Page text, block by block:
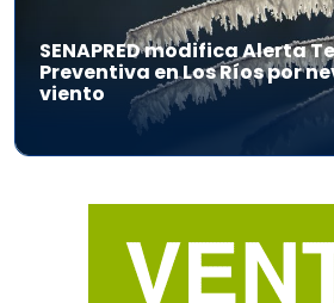
SENAPRED modifica Alerta
Preventiva en Los Ríos por
viento